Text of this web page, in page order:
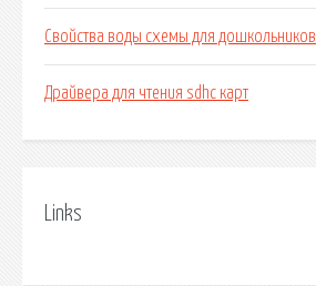
Свойства воды схемы для дошкольников
Драйвера для чтения sdhc карт
Links